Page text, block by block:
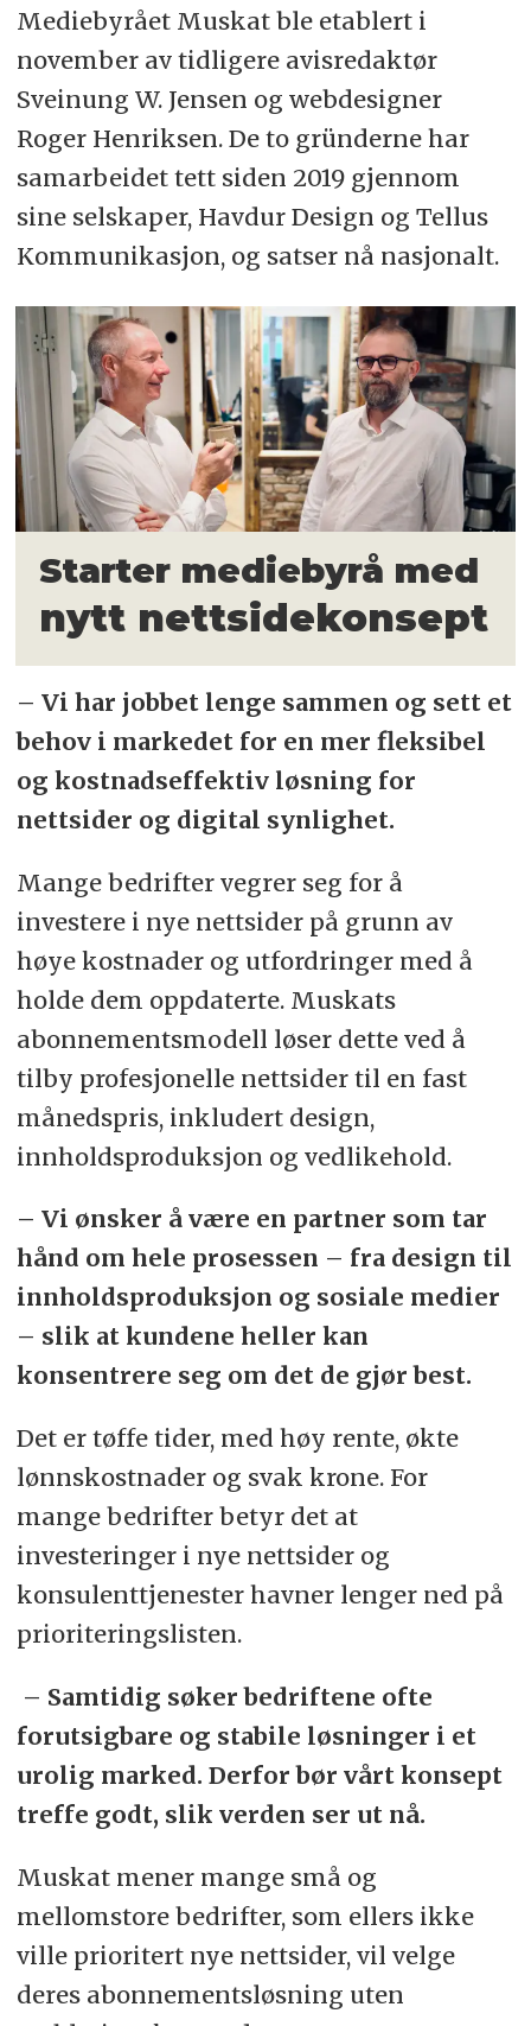
Mediebyrået Muskat ble etablert i
november av tidligere avisredaktør
Sveinung W. Jensen og webdesigner
Roger Henriksen. De to gründerne har
samarbeidet tett siden 2019 gjennom
sine selskaper, Havdur Design og Tellus
Kommunikasjon, og satser nå nasjonalt.
Starter mediebyrå med
nytt nettsidekonsept
– Vi har jobbet lenge sammen og sett et
behov i markedet for en mer fleksibel
og kostnadseffektiv løsning for
nettsider og digital synlighet.
Mange bedrifter vegrer seg for å
investere i nye nettsider på grunn av
høye kostnader og utfordringer med å
holde dem oppdaterte. Muskats
abonnementsmodell løser dette ved å
tilby profesjonelle nettsider til en fast
månedspris, inkludert design,
innholdsproduksjon og vedlikehold.
– Vi ønsker å være en partner som tar
hånd om hele prosessen – fra design til
innholdsproduksjon og sosiale medier
– slik at kundene heller kan
konsentrere seg om det de gjør best.
Det er tøffe tider, med høy rente, økte
lønnskostnader og svak krone. For
mange bedrifter betyr det at
investeringer i nye nettsider og
konsulenttjenester havner lenger ned på
prioriteringslisten.
– Samtidig søker bedriftene ofte
forutsigbare og stabile løsninger i et
urolig marked. Derfor bør vårt konsept
treffe godt, slik verden ser ut nå.
Muskat mener mange små og
mellomstore bedrifter, som ellers ikke
ville prioritert nye nettsider, vil velge
deres abonnementsløsning uten